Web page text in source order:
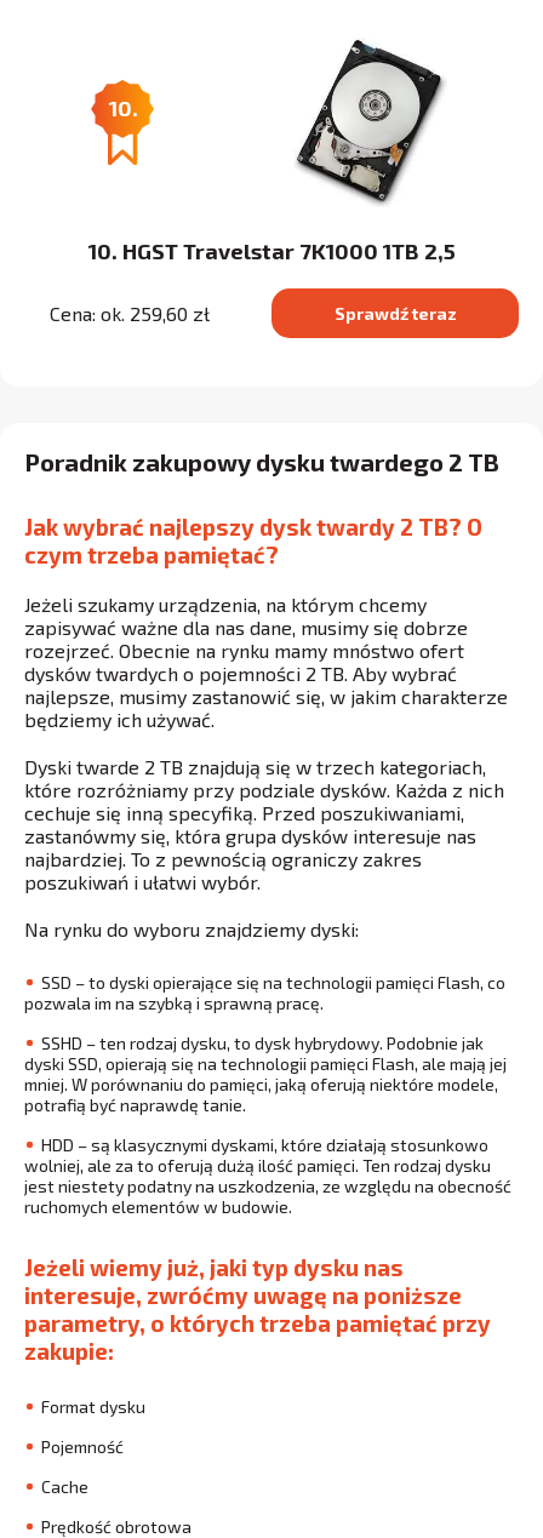
10.
10. HGST Travelstar 7K1000 1TB 2,5
Cena: ok. 259,60 zł Sprawdź teraz
Poradnik zakupowy dysku twardego 2 TB
Jak wybrać najlepszy dysk twardy 2 TB? O
czym trzeba pamiętać?
Jeżeli szukamy urządzenia, na którym chcemy
zapisywać ważne dla nas dane, musimy się dobrze
rozejrzeć. Obecnie na rynku mamy mnóstwo ofert
dysków twardych o pojemności 2 TB. Aby wybrać
najlepsze, musimy zastanowić się, w jakim charakterze
będziemy ich używać.
Dyski twarde 2 TB znajdują się w trzech kategoriach,
które rozróżniamy przy podziale dysków. Każda z nich
cechuje się inną specyfiką. Przed poszukiwaniami,
zastanówmy się, która grupa dysków interesuje nas
najbardziej. To z pewnością ograniczy zakres
poszukiwań i ułatwi wybór.
Na rynku do wyboru znajdziemy dyski:
SSD – to dyski opierające się na technologii pamięci Flash, co
pozwala im na szybką i sprawną pracę.
SSHD – ten rodzaj dysku, to dysk hybrydowy. Podobnie jak
dyski SSD, opierają się na technologii pamięci Flash, ale mają jej
mniej. W porównaniu do pamięci, jaką oferują niektóre modele,
potrafią być naprawdę tanie.
HDD – są klasycznymi dyskami, które działają stosunkowo
wolniej, ale za to oferują dużą ilość pamięci. Ten rodzaj dysku
jest niestety podatny na uszkodzenia, ze względu na obecność
ruchomych elementów w budowie.
Jeżeli wiemy już, jaki typ dysku nas
interesuje, zwróćmy uwagę na poniższe
parametry, o których trzeba pamiętać przy
zakupie:
Format dysku
Pojemność
Cache
Prędkość obrotowa